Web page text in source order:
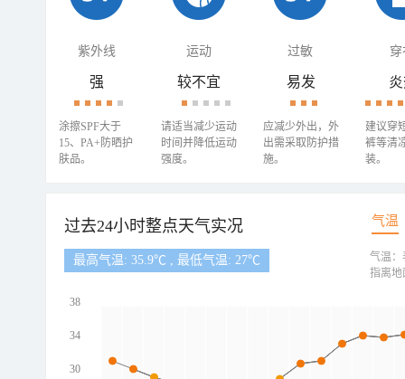
紫外线 运动 过敏 穿
强
涂擦SPF大于
15、PA+防晒护
肤品。
较不宜
请适当减少运动
时间并降低运动
强度。
易发
应减少外出，外
出需采取防护措
施。
建议穿
裤等清
装。
过去24小时整点天气实况 气温
最高气温: 35.9℃ , 最低气温: 27℃
38
34
30
气温：
指离地